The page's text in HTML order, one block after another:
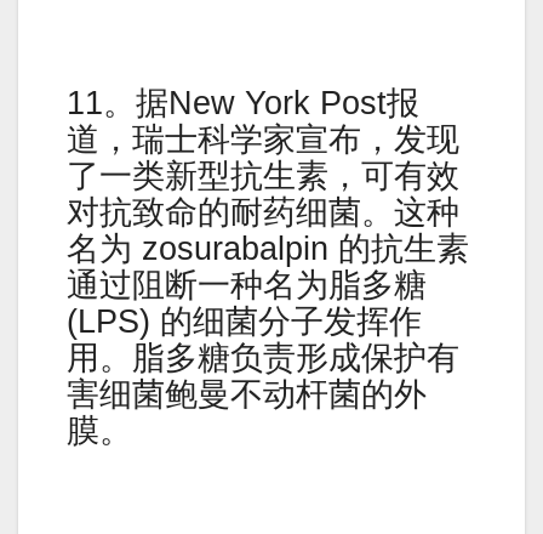
11。据New York Post报
道，瑞士科学家宣布，发现
了一类新型抗生素，可有效
对抗致命的耐药细菌。这种
名为 zosurabalpin 的抗生素
通过阻断一种名为脂多糖
(LPS) 的细菌分子发挥作
用。脂多糖负责形成保护有
害细菌鲍曼不动杆菌的外
膜。